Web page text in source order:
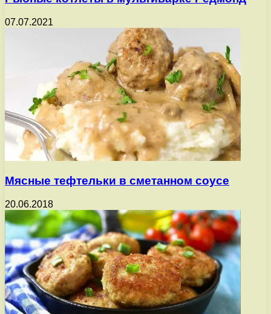
07.07.2021
Мясные тефтельки в сметанном соусе
20.06.2018